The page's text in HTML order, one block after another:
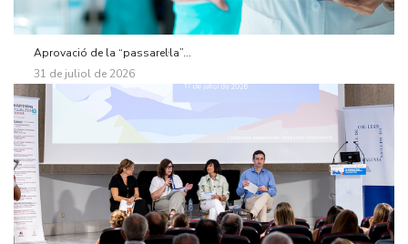
Aprovació de la “passarel·la”...
31 de juliol de 2026